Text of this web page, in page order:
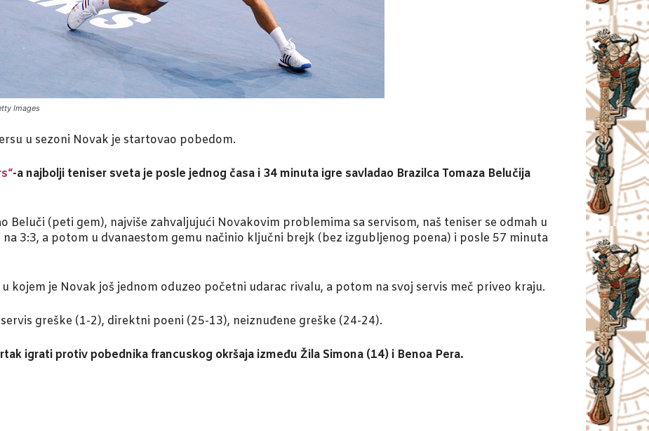
Images
u sezoni Novak je startovao pobedom.
-a najbolji teniser sveta je posle jednog časa i 34 minuta igre savladao Brazilca Tomaza Belučija
Beluči (peti gem), najviše zahvaljujući Novakovim problemima sa servisom, naš teniser se odmah u
3:3, a potom u dvanaestom gemu načinio ključni brejk (bez izgubljenog poena) i posle 57 minuta
kojem je Novak još jednom oduzeo početni udarac rivalu, a potom na svoj servis meč priveo kraju.
greške (1-2), direktni poeni (25-13), neiznuđene greške (24-24).
igrati protiv pobednika francuskog okršaja između Žila Simona (14) i Benoa Pera.